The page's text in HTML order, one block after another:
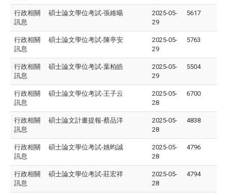
行政相關
訊息
碩士論文學位考試-張維暘
2025-05-
29
5617
行政相關
訊息
碩士論文學位考試-陳亭安
2025-05-
29
5763
行政相關
訊息
碩士論文學位考試-葉柏皓
2025-05-
29
5504
行政相關
訊息
碩士論文學位考試-王子云
2025-05-
28
6700
行政相關
訊息
碩士論文計畫提報-蔡品洋
2025-05-
28
4838
行政相關
訊息
碩士論文學位考試-姚昀誠
2025-05-
28
4796
行政相關
訊息
碩士論文學位考試-莊宏祥
2025-05-
28
4794